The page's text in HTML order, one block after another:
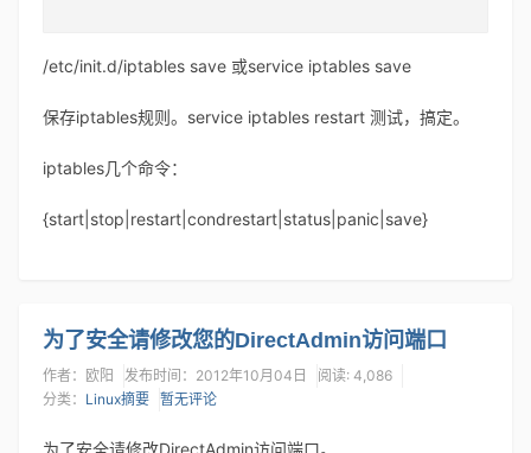
/etc/init.d/iptables save 或service iptables save
保存iptables规则。service iptables restart 测试，搞定。
iptables几个命令：
{start|stop|restart|condrestart|status|panic|save}
为了安全请修改您的DirectAdmin访问端口
作者：欧阳 发布时间：2012年10月04日
阅读: 4,086
分类： Linux摘要 暂无评论